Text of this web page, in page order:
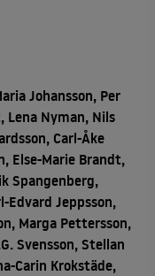
Johansson, Per
Lena Nyman, Nils
Carl-Åke
Else-Marie Brandt,
Spangenberg,
Edvard Jeppsson,
Marga Pettersson,
Svensson, Stellan
Carin Krokstäde,